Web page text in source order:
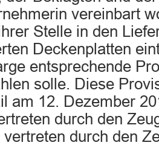
vereinbart
Stelle in den
Deckenplatten
entsprechende
solle. Diese
am 12. Dezember
durch den
durch den